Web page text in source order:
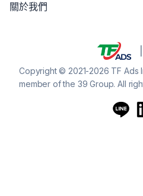
關於我們
Copyright © 2021-2026 TF Ads
member of the 39 Group. All